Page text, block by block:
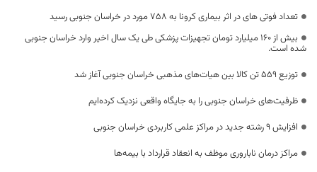
تعداد فوتی های در اثر بیماری کرونا به 758 مورد در خراسان جنوبی رسید
بیش از ۱۶۰ میلیارد تومان تجهیزات پزشکی طی یک سال اخیر وارد خراسان جنوبی
شده است.
توزیع ۵۵۹ تن کالا بین هیات‌های مذهبی خراسان جنوبی آغاز شد
ظرفیت‌های خراسان جنوبی را به جایگاه واقعی نزدیک کرده‌ایم
افزایش 9 رشته جدید در مراکز علمی کاربردی خراسان جنوبی
مراکز درمان ناباروری موظف به انعقاد قرارداد با بیمه‌ها